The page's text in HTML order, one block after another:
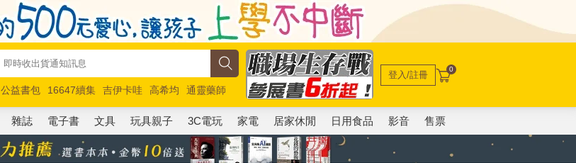
公益書包 16647續集 吉伊卡哇 高希均
通靈藥師
馬斯克 玩具總動員5 超慢跑
登入/註冊 0
雜誌 電子書 文具 玩具親子 3C電玩 家電 居家休閒 日用食品 影音 售票